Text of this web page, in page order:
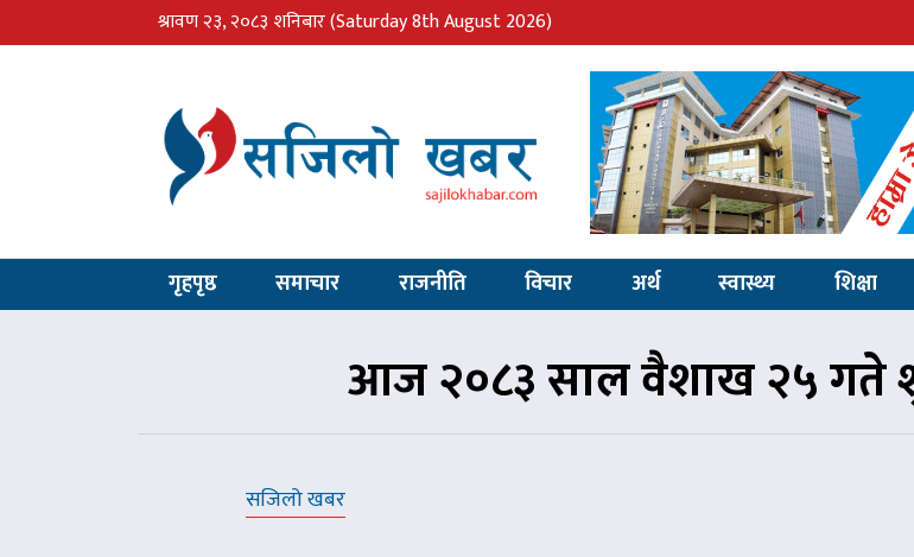
श्रावण २३, २०८३ शनिबार(Saturday 8th August 2026)
गृहपृष्ठ समाचार राजनीति विचार अर्थ स्वास्थ्य शिक्षा
आज २०८३ साल वैशाख २५ गते
सजिलो खबर